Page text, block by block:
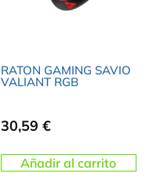
RATON GAMING SAVIO
VALIANT RGB
30,59 €
Añadir al carrito